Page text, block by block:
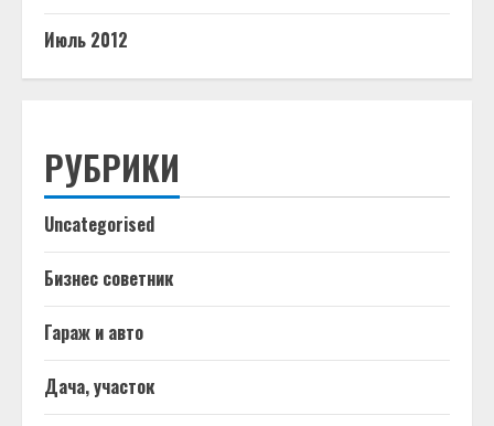
Июль 2012
РУБРИКИ
Uncategorised
Бизнес советник
Гараж и авто
Дача, участок